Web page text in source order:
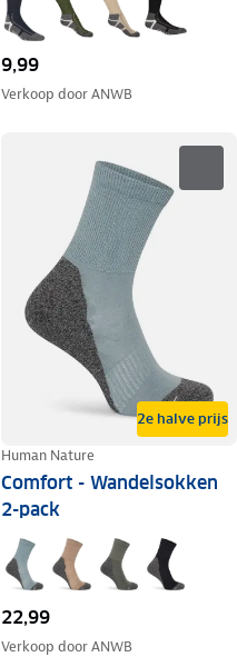
9,99
Verkoop doorANWB
2e halve prijs
Human Nature
Comfort - Wandelsokken
2-pack
22,99
Verkoop doorANWB